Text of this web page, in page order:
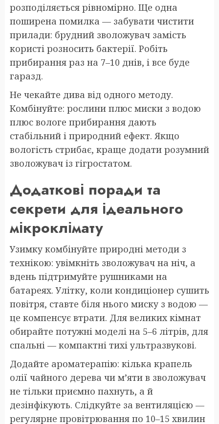
розподіляється рівномірно. Ще одна
поширена помилка — забувати чистити
прилади: брудний зволожувач замість
користі розносить бактерії. Робіть
прибирання раз на 7–10 днів, і все буде
гаразд.
Не чекайте дива від одного методу.
Комбінуйте: рослини плюс миски з водою
плюс вологе прибирання дають
стабільний і природний ефект. Якщо
вологість стрибає, краще додати розумний
зволожувач із гігростатом.
Додаткові поради та
секрети для ідеального
мікроклімату
Узимку комбінуйте природні методи з
технікою: увімкніть зволожувач на ніч, а
вдень підтримуйте рушниками на
батареях. Улітку, коли кондиціонер сушить
повітря, ставте біля нього миску з водою —
це компенсує втрати. Для великих кімнат
обирайте потужні моделі на 5–6 літрів, для
спальні — компактні тихі ультразвукові.
Додайте ароматерапію: кілька крапель
олії чайного дерева чи м’яти в зволожувач
не тільки приємно пахнуть, а й
дезінфікують. Слідкуйте за вентиляцією —
регулярне провітрювання по 10–15 хвилин